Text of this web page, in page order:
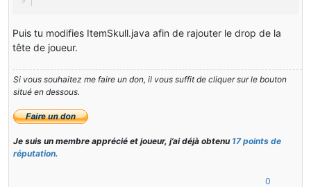
Puis tu modifies ItemSkull.java afin de rajouter le drop de la
tête de joueur.
Si vous souhaitez me faire un don, il vous suffit de cliquer sur le bouton
situé en dessous.
Je suis un membre apprécié et joueur, j’ai déjà obtenu 17 points de
réputation.
0